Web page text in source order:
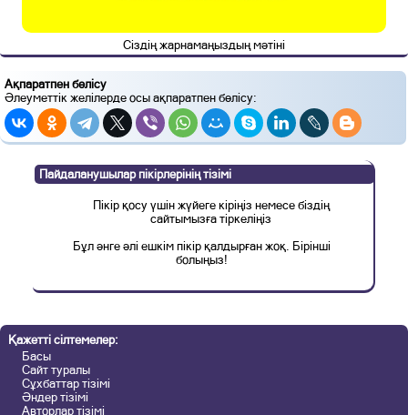
Сіздің жарнамаңыздың мәтіні
Ақпаратпен бөлісу
Әлеуметтік желілерде осы ақпаратпен бөлісу:
Пайдаланушылар пікірлерінің тізімі
Пікір қосу үшін жүйеге кіріңіз немесе біздің
сайтымызға тіркеліңіз
Бұл әнге әлі ешкім пікір қалдырған жоқ. Бірінші
болыңыз!
Қажетті сілтемелер:
Басы
Сайт туралы
Сұхбаттар тізімі
Әндер тізімі
Авторлар тізімі